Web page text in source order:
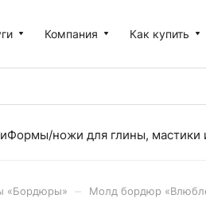
Компания Как купить
Формы/ножи для глины, мастики
«Бордюры» Молд бордюр